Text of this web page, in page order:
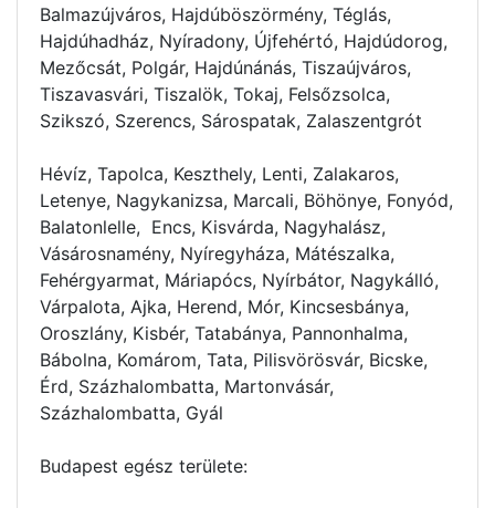
Balmazújváros, Hajdúböszörmény, Téglás,
Hajdúhadház, Nyíradony, Újfehértó, Hajdúdorog,
Mezőcsát, Polgár, Hajdúnánás, Tiszaújváros,
Tiszavasvári, Tiszalök, Tokaj, Felsőzsolca,
Szikszó, Szerencs, Sárospatak, Zalaszentgrót
Hévíz, Tapolca, Keszthely, Lenti, Zalakaros,
Letenye, Nagykanizsa, Marcali, Böhönye, Fonyód,
Balatonlelle, Encs, Kisvárda, Nagyhalász,
Vásárosnamény, Nyíregyháza, Mátészalka,
Fehérgyarmat, Máriapócs, Nyírbátor, Nagykálló,
Várpalota, Ajka, Herend, Mór, Kincsesbánya,
Oroszlány, Kisbér, Tatabánya, Pannonhalma,
Bábolna, Komárom, Tata, Pilisvörösvár, Bicske,
Érd, Százhalombatta, Martonvásár,
Százhalombatta, Gyál
Budapest egész területe: